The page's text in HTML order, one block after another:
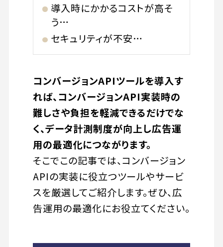
導入時にかかるコストが高そ
う…
セキュリティが不安…
コンバージョンAPIツールを導入す
れば、コンバージョンAPI実装時の
難しさや負担を軽減できるだけでな
く、データ計測制度が向上し広告運
用の最適化につながります。
そこでこの記事では、コンバージョン
APIの実装に役立つツールやサービ
スを厳選してご紹介します。ぜひ、広
告運用の最適化にお役立てください。